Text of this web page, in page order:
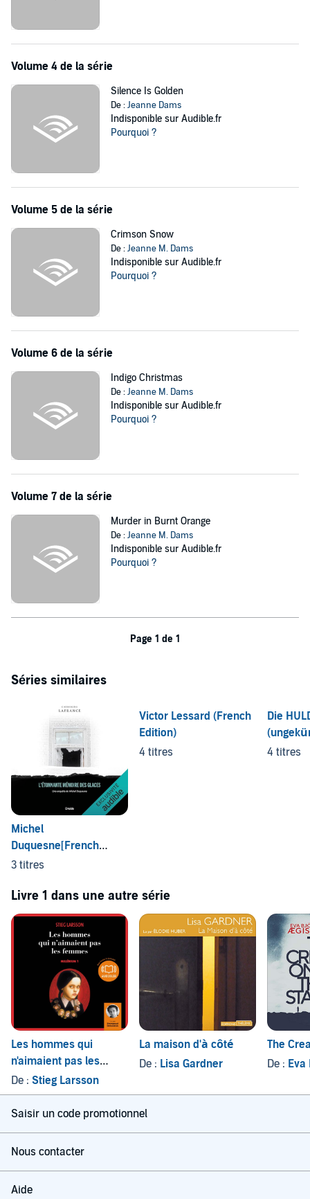
Volume 4 de la série
Silence Is Golden
De :Jeanne Dams
Indisponible sur Audible.fr
Pourquoi ?
Volume 5 de la série
Crimson Snow
De :Jeanne M. Dams
Indisponible sur Audible.fr
Pourquoi ?
Volume 6 de la série
Indigo Christmas
De :Jeanne M. Dams
Indisponible sur Audible.fr
Pourquoi ?
Volume 7 de la série
Murder in Burnt Orange
De :Jeanne M. Dams
Indisponible sur Audible.fr
Pourquoi ?
Page 1 de 1
Séries similaires
Michel
Duquesne[French
Edition]
3 titres
Victor Lessard (French
Edition)
4 titres
Die
4 titres
Livre 1 dans une autre série
Les hommes qui
n'aimaient pas les
femmes
De : Stieg Larsson
La maison d'à côté
De : Lisa Gardner
The
De : Eva
Saisir un code promotionnel
Nous contacter
Aide